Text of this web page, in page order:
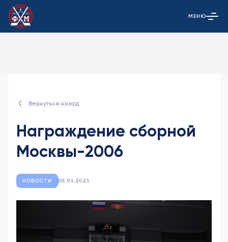
Открыть
МЕНЮ
Вернуться назад
Награждение сборной
Москвы-2006
НОВОСТИ 05.03.2023